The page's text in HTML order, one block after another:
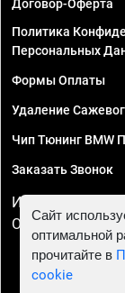
Договор-Оферта
Политика
Персональных
Формы Оплаты
Удаление
Чип Тюнинг BMW
Заказать Звонок
ИП Смирнов
ОГРНИП
Сайт
оптимальной
прочитайте в
cookie